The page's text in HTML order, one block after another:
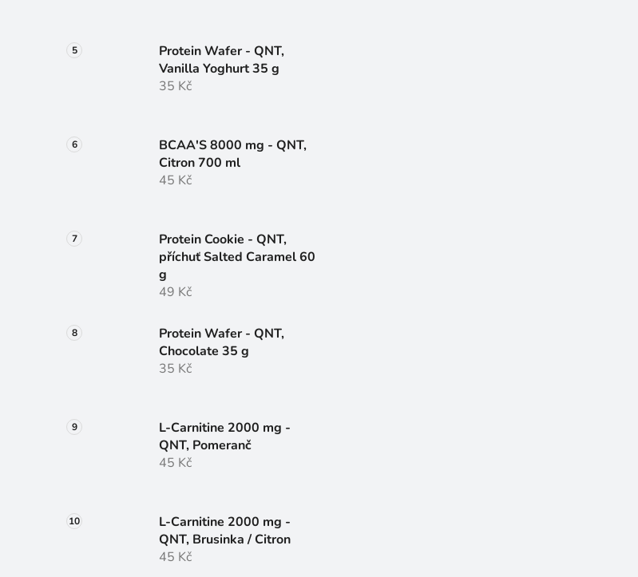
Protein Wafer - QNT,
Vanilla Yoghurt 35 g
35 Kč
BCAA'S 8000 mg - QNT,
Citron 700 ml
45 Kč
Protein Cookie - QNT,
příchuť Salted Caramel 60
g
49 Kč
Protein Wafer - QNT,
Chocolate 35 g
35 Kč
L-Carnitine 2000 mg -
QNT, Pomeranč
45 Kč
L-Carnitine 2000 mg -
QNT, Brusinka / Citron
45 Kč